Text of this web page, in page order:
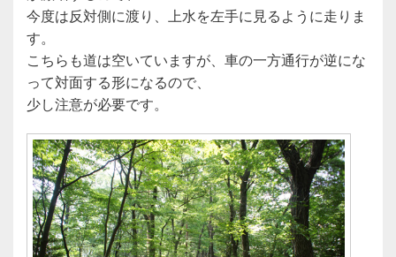
今度は反対側に渡り、上水を左手に見るように走りま
す。
こちらも道は空いていますが、車の一方通行が逆にな
って対面する形になるので、
少し注意が必要です。